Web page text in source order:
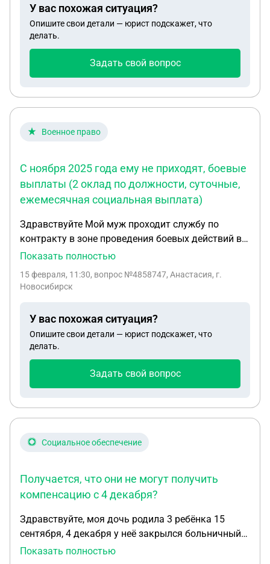
У вас похожая ситуация?
Опишите свои детали — юрист подскажет, что
делать.
Задать свой вопрос
Военное право
С ноября 2025 года ему не приходят, боевые
выплаты (2 оклад по должности, суточные,
ежемесячная социальная выплата)
Здравствуйте Мой муж проходит службу по
контракту в зоне проведения боевых действий в
рамках СВО. С ноября 2025 года ему не приходят ,,
суточные, ежемесячная социальная выплата).
можно обратиться и как правильно описать
ситуацию
Показать полностью
15 февраля, 11:30, вопрос №4858747, Анастасия, г.
Новосибирск
У вас похожая ситуация?
Опишите свои детали — юрист подскажет, что
делать.
Задать свой вопрос
Социальное обеспечение
Получается, что они не могут получить
компенсацию с 4 декабря?
Здравствуйте, моя дочь родила 3 ребёнка 15
сентября, 4 декабря у неё закрылся больничный
лист по беременности и родам. Они с мужем
Показать полностью